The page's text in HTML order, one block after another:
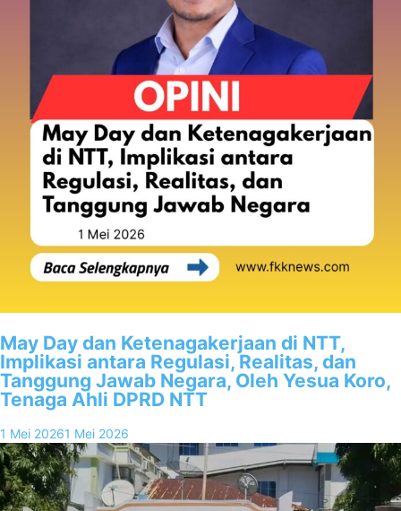
May Day dan Ketenagakerjaan di NTT,
Implikasi antara Regulasi, Realitas, dan
Tanggung Jawab Negara, Oleh Yesua Koro,
Tenaga Ahli DPRD NTT
1 Mei 20261 Mei 2026